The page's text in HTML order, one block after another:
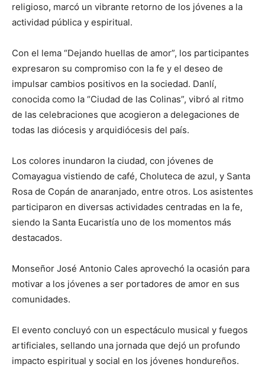
religioso, marcó un vibrante retorno de los jóvenes a la
actividad pública y espiritual.
Con el lema “Dejando huellas de amor”, los participantes
expresaron su compromiso con la fe y el deseo de
impulsar cambios positivos en la sociedad. Danlí,
conocida como la “Ciudad de las Colinas”, vibró al ritmo
de las celebraciones que acogieron a delegaciones de
todas las diócesis y arquidiócesis del país.
Los colores inundaron la ciudad, con jóvenes de
Comayagua vistiendo de café, Choluteca de azul, y Santa
Rosa de Copán de anaranjado, entre otros. Los asistentes
participaron en diversas actividades centradas en la fe,
siendo la Santa Eucaristía uno de los momentos más
destacados.
Monseñor José Antonio Cales aprovechó la ocasión para
motivar a los jóvenes a ser portadores de amor en sus
comunidades.
El evento concluyó con un espectáculo musical y fuegos
artificiales, sellando una jornada que dejó un profundo
impacto espiritual y social en los jóvenes hondureños.